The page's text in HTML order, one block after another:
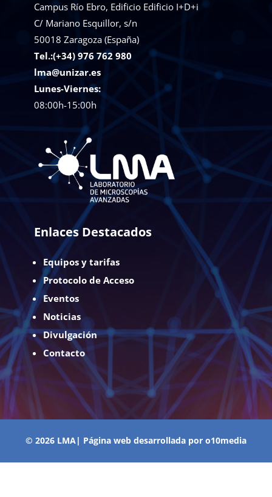
Campus Río Ebro, Edificio Edificio I+D+i
C/ Mariano Esquillor, s/n
50018 Zaragoza (España)
Tel.:(+34) 976 762 980
lma@unizar.es
Lunes-Viernes:
08:00h-15:00h
Enlaces Destacados
Equipos y tarifas
Protocolo de Acceso
Eventos
Noticias
Divulgación
Contacto
© 2026 LMA| Página web desarrollada por o10media